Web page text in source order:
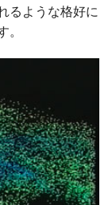
るような格好に
。